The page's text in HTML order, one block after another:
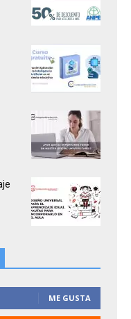
ME GUSTA